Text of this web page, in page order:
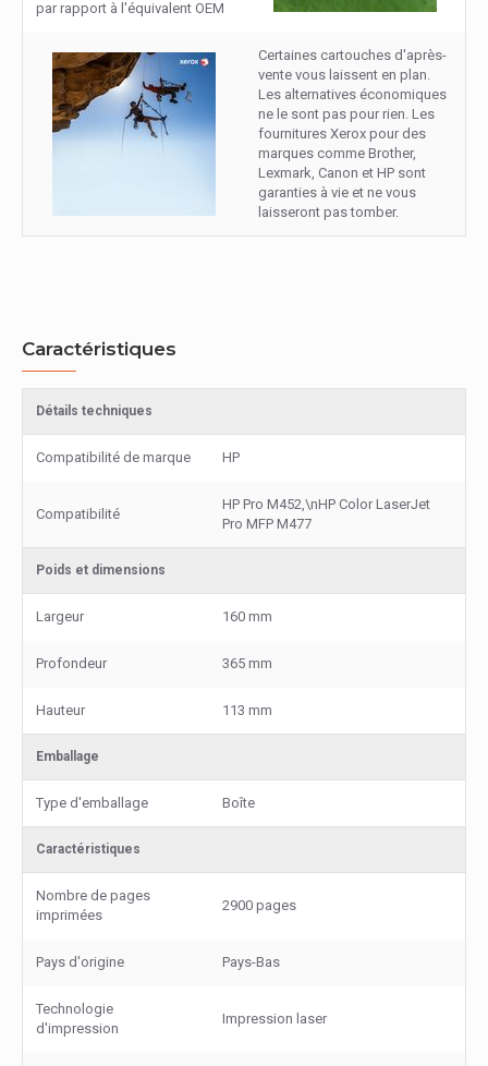
par rapport à l'équivalent OEM
Certaines cartouches d'après-
vente vous laissent en plan.
Les alternatives économiques
ne le sont pas pour rien. Les
fournitures Xerox pour des
marques comme Brother,
Lexmark, Canon et HP sont
garanties à vie et ne vous
laisseront pas tomber.
Caractéristiques
Détails techniques
Compatibilité de marque HP
Compatibilité
HP Pro M452,\nHP Color LaserJet
Pro MFP M477
Poids et dimensions
Largeur 160 mm
Profondeur 365 mm
Hauteur 113 mm
Emballage
Type d'emballage Boîte
Caractéristiques
Nombre de pages
imprimées
2900 pages
Pays d'origine Pays-Bas
Technologie
d'impression
Impression laser